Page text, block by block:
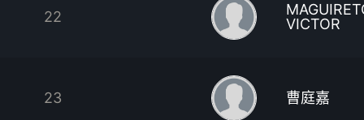
22
VICTOR
23 曹庭嘉